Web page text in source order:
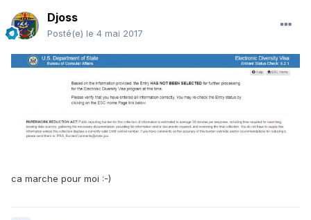
Djoss
Posté(e) le 4 mai 2017
ca marche pour moi :-)